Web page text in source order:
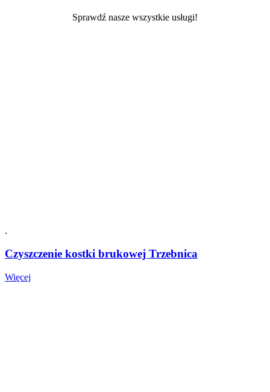
Sprawdź nasze wszystkie usługi!
.
Czyszczenie kostki brukowej Trzebnica
Więcej